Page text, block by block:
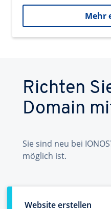
Mehr
Richten
Domain
Sie sind neu bei
möglich ist.
Website erstellen